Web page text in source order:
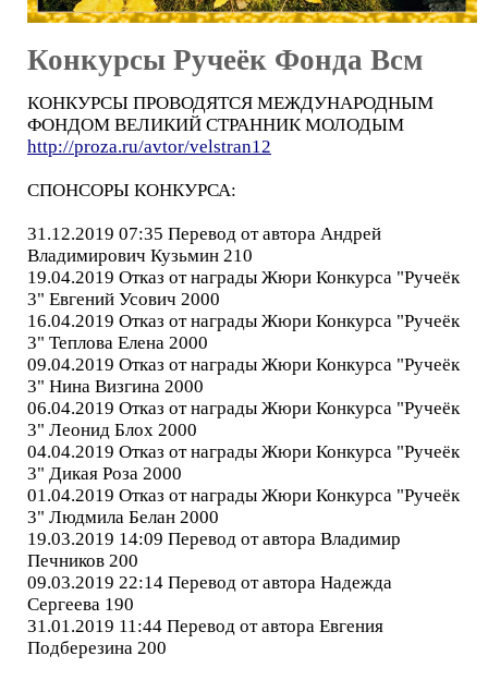
Конкурсы Ручеёк Фонда Всм
КОНКУРСЫ ПРОВОДЯТСЯ МЕЖДУНАРОДНЫМ
ФОНДОМ ВЕЛИКИЙ СТРАННИК МОЛОДЫМ
http://proza.ru/avtor/velstran12
СПОНСОРЫ КОНКУРСА:
31.12.2019 07:35 Перевод от автора Андрей
Владимирович Кузьмин 210
19.04.2019 Отказ от награды Жюри Конкурса "Ручеёк
3" Евгений Усович 2000
16.04.2019 Отказ от награды Жюри Конкурса "Ручеёк
3" Теплова Елена 2000
09.04.2019 Отказ от награды Жюри Конкурса "Ручеёк
3" Нина Визгина 2000
06.04.2019 Отказ от награды Жюри Конкурса "Ручеёк
3" Леонид Блох 2000
04.04.2019 Отказ от награды Жюри Конкурса "Ручеёк
3" Дикая Роза 2000
01.04.2019 Отказ от награды Жюри Конкурса "Ручеёк
3" Людмила Белан 2000
19.03.2019 14:09 Перевод от автора Владимир
Печников 200
09.03.2019 22:14 Перевод от автора Надежда
Сергеева 190
31.01.2019 11:44 Перевод от автора Евгения
Подберезина 200